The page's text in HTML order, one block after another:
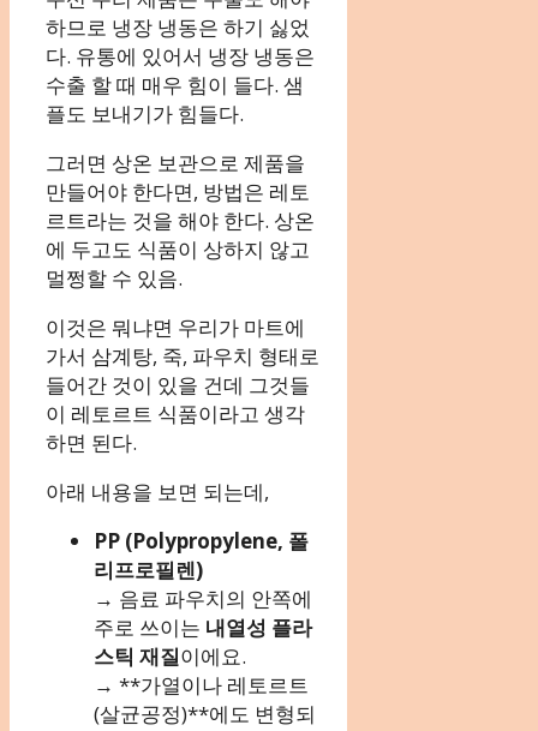
하므로 냉장 냉동은 하기 싫었
다. 유통에 있어서 냉장 냉동은
수출 할 때 매우 힘이 들다. 샘
플도 보내기가 힘들다.
그러면 상온 보관으로 제품을
만들어야 한다면, 방법은 레토
르트라는 것을 해야 한다. 상온
에 두고도 식품이 상하지 않고
멀쩡할 수 있음.
이것은 뭐냐면 우리가 마트에
가서 삼계탕, 죽, 파우치 형태로
들어간 것이 있을 건데 그것들
이 레토르트 식품이라고 생각
하면 된다.
아래 내용을 보면 되는데,
PP (Polypropylene, 폴
리프로필렌)
→ 음료 파우치의 안쪽에
주로 쓰이는 내열성 플라
스틱 재질이에요.
→ **가열이나 레토르트
(살균공정)**에도 변형되